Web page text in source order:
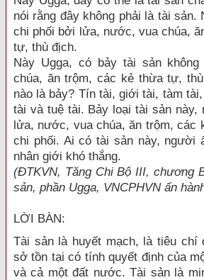
nói rằng đây không phải là tài sản.
chi phối bởi lửa, nước, vua chúa,
tự, thù địch.
Này Ugga, có bảy tài sản
chúa, ăn trộm, các kẻ thừa tự,
nào là bảy? Tín tài, giới tài, tàm
tài và tuệ tài. Bảy loại tài sản này,
lửa, nước, vua chúa, ăn trộm, các
chi phối. Ai có tài sản này, người
nhân giới khó thắng.
(ĐTKVN, Tăng Chi Bộ III, chương
sản, phần Ugga, VNCPHVN ấn
LỜI BÀN:
Tài sản là huyết mạch, là tiêu chí
sở tồn tại có tính quyết định của
và cả một đất nước. Tài sản là